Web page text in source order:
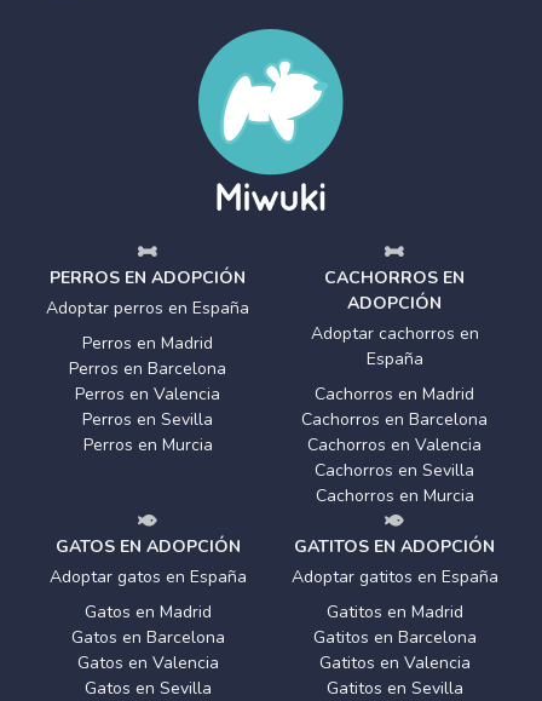
PERROS EN ADOPCIÓN
Adoptar perros en España
Perros en Madrid
Perros en Barcelona
Perros en Valencia
Perros en Sevilla
Perros en Murcia
CACHORROS EN
ADOPCIÓN
Adoptar cachorros en
España
Cachorros en Madrid
Cachorros en Barcelona
Cachorros en Valencia
Cachorros en Sevilla
Cachorros en Murcia
GATOS EN ADOPCIÓN
Adoptar gatos en España
Gatos en Madrid
Gatos en Barcelona
Gatos en Valencia
Gatos en Sevilla
GATITOS EN ADOPCIÓN
Adoptar gatitos en España
Gatitos en Madrid
Gatitos en Barcelona
Gatitos en Valencia
Gatitos en Sevilla